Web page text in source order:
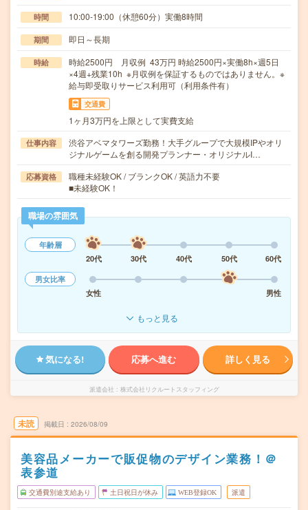
時間 10:00-19:00（休憩60分）実働8時間
期間 即日～長期
時給
時給2500円 月収例 43万円 時給2500円×実働8h×週5日
×4週+残業10h ※月収例を保証するものではありません。※
給与即受取りサービス利用可（利用条件有）
交通費
1ヶ月3万円を上限として実費支給
仕事内容
渋谷アベマタワーズ勤務！大手グループで大規模IPやオリ
ジナルゲームを創る開発プランナー・オリジナルI…
応募資格
職種未経験OK / ブランクOK / 英語力不要
■未経験OK！
職場の雰囲気
年齢層
20代
30代 40代 50代
60代
男女比率
女性
男性
もっと見る
気になる! 応募へ進む 詳しく見る
派遣会社 株式会社リクルートスタッフィング
未読 掲載日 2026/08/09
美容品メーカーで販促物のデザイン業務！＠
表参道
交通費別途支給あり 土日祝日が休み WEB登録OK 派遣